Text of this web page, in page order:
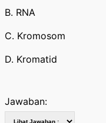
B. RNA
C. Kromosom
D. Kromatid
Jawaban: